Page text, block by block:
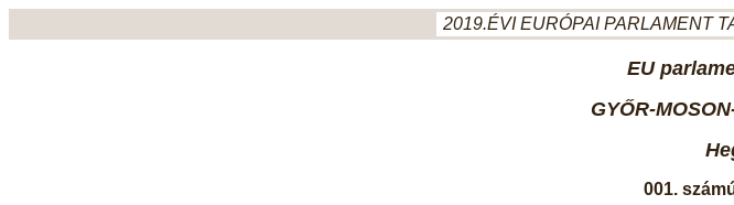
2019.ÉVI EURÓPAI PARLAMENT
EU
GYŐR-
001.